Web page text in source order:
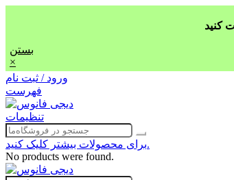
بستن
×
ورود / ثبت نام
فهرست
تنظیمات
برای محصولات بیشتر کلیک کنید.
No products were found.